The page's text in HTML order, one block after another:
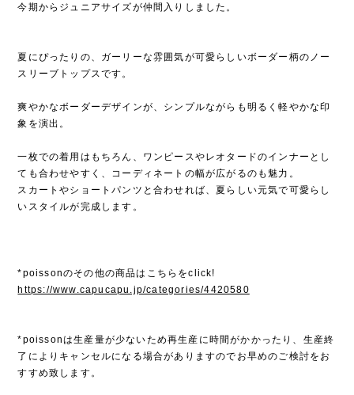
今期からジュニアサイズが仲間入りしました。
夏にぴったりの、ガーリーな雰囲気が可愛らしいボーダー柄のノー
スリーブトップスです。
爽やかなボーダーデザインが、シンプルながらも明るく軽やかな印
象を演出。
一枚での着用はもちろん、ワンピースやレオタードのインナーとし
ても合わせやすく、コーディネートの幅が広がるのも魅力。
スカートやショートパンツと合わせれば、夏らしい元気で可愛らし
いスタイルが完成します。
*poissonのその他の商品はこちらをclick!
https://www.capucapu.jp/categories/4420580
*poissonは生産量が少ないため再生産に時間がかかったり、生産終
了によりキャンセルになる場合がありますのでお早めのご検討をお
すすめ致します。